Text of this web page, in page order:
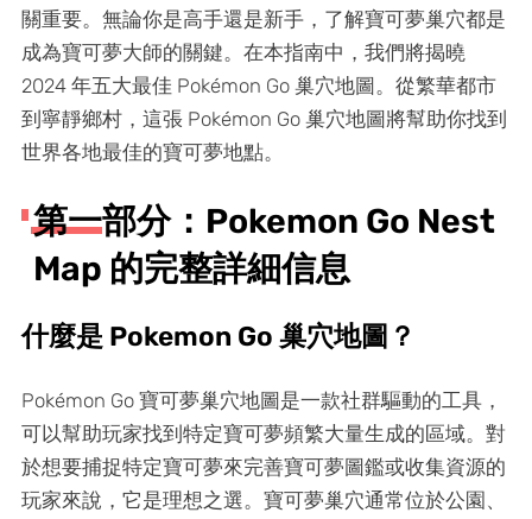
關重要。無論你是高手還是新手，了解寶可夢巢穴都是
成為寶可夢大師的關鍵。在本指南中，我們將揭曉
2024 年五大最佳 Pokémon Go 巢穴地圖。從繁華都市
到寧靜鄉村，這張 Pokémon Go 巢穴地圖將幫助你找到
世界各地最佳的寶可夢地點。
第一部分：Pokemon Go Nest
Map 的完整詳細信息
什麼是 Pokemon Go 巢穴地圖？
Pokémon Go 寶可夢巢穴地圖是一款社群驅動的工具，
可以幫助玩家找到特定寶可夢頻繁大量生成的區域。對
於想要捕捉特定寶可夢來完善寶可夢圖鑑或收集資源的
玩家來說，它是理想之選。寶可夢巢穴通常位於公園、